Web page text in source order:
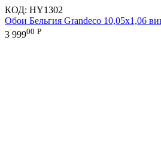
КОД: HY1302
Обои Бельгия Grandeco 10,05х1,06
3 99900 Р